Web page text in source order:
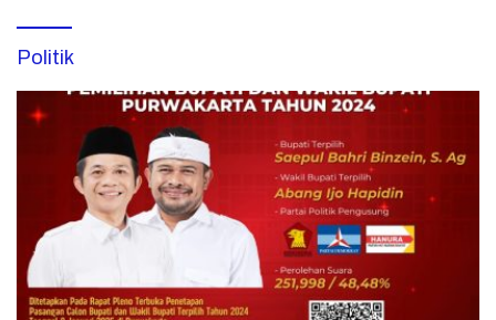
Politik